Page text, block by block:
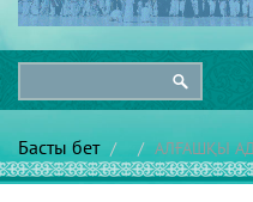
Басты бет АЛҒАШҚЫ